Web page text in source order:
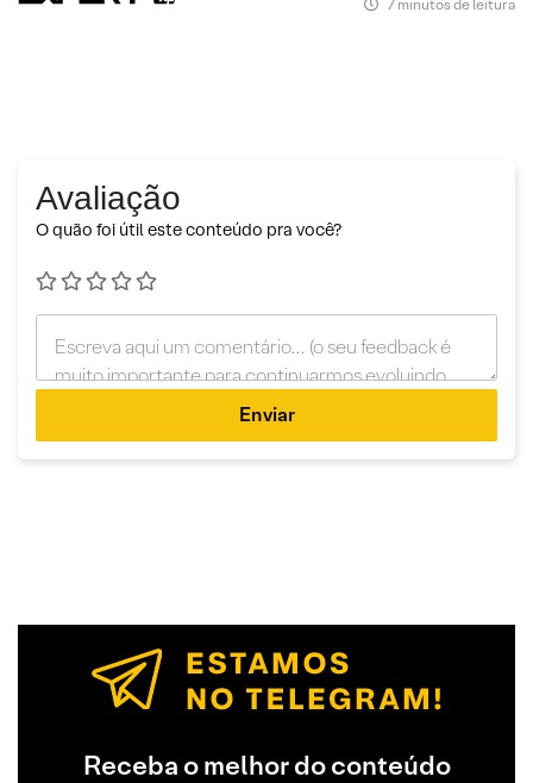
7 minutos de leitura
Avaliação
O quão foi útil este conteúdo pra você?
Enviar
Receba o melhor do conteúdo